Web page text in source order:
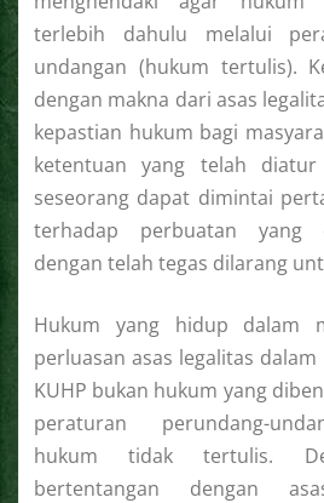
terlebih dahulu melalui
undangan (hukum tertulis).
dengan makna dari asas
kepastian hukum bagi
ketentuan yang telah diatur
seseorang dapat dimintai
terhadap perbuatan yang
dengan telah tegas dilarang
Hukum yang hidup dalam
perluasan asas legalitas dalam
KUHP bukan hukum yang
peraturan perundang-
hukum tidak tertulis.
bertentangan dengan